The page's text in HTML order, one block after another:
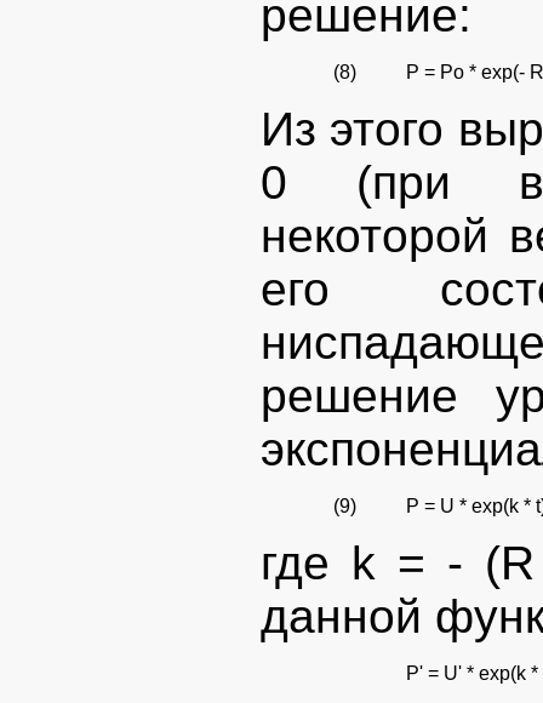
решение:
(8) P = Po * exp(-
Из этого
0 (при
некоторой
его
решение
(9) P = U * exp(k *
где k = -
данной
P' = U' * exp(k